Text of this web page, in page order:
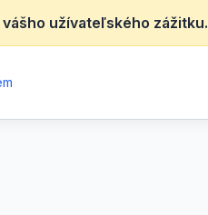
užívateľského zážitku.